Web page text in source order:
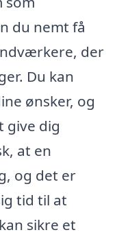
du nemt få
der
Du kan
ønsker, og
give dig
at en
og det er
tid til at
sikre et